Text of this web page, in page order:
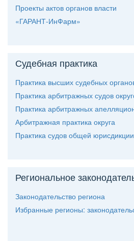
Проекты актов органов власти
«ГАРАНТ-ИнФарм»
Судебная практика
Практика высших судебных
Практика арбитражных судов
Практика арбитражных
Арбитражная практика округа
Практика судов общей юрисдикции
Региональное
Законодательство региона
Избранные регионы: